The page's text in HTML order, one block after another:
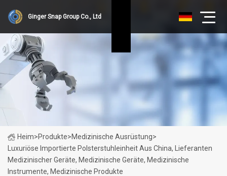
Ginger Snap Group Co., Ltd
Heim>Produkte>Medizinische Ausrüstung>
Luxuriöse Importierte Polsterstuhleinheit Aus China, Lieferanten
Medizinischer Geräte, Medizinische Geräte, Medizinische
Instrumente, Medizinische Produkte